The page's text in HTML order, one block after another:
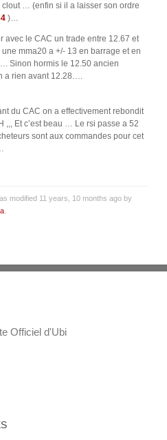
clout … (enfin si il a laisser son ordre
)…
avec le CAC un trade entre 12.67 et
une mma20 a +/- 13 en barrage et en
Sinon hormis le 12.50 ancien
a rien avant 12.28….
du CAC on a effectivement rebondit
,,, Et c’est beau … Le rsi passe a 52
sont aux commandes pour cet
modified 11 years, 10 months ago by
Officiel d'Ubi